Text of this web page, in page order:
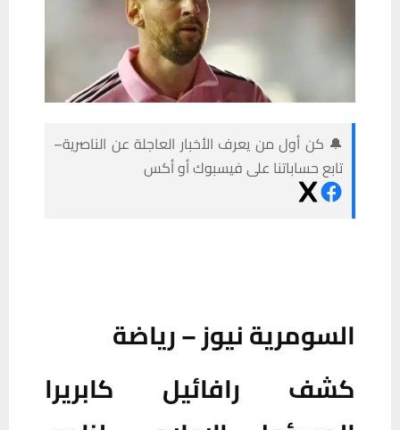
🔔 كن أول من يعرف الأخبار العاجلة عن الناصرية–
تابع حساباتنا على فيسبوك أو أكس
السومرية نيوز – رياضة
كشف رافائيل كابريرا